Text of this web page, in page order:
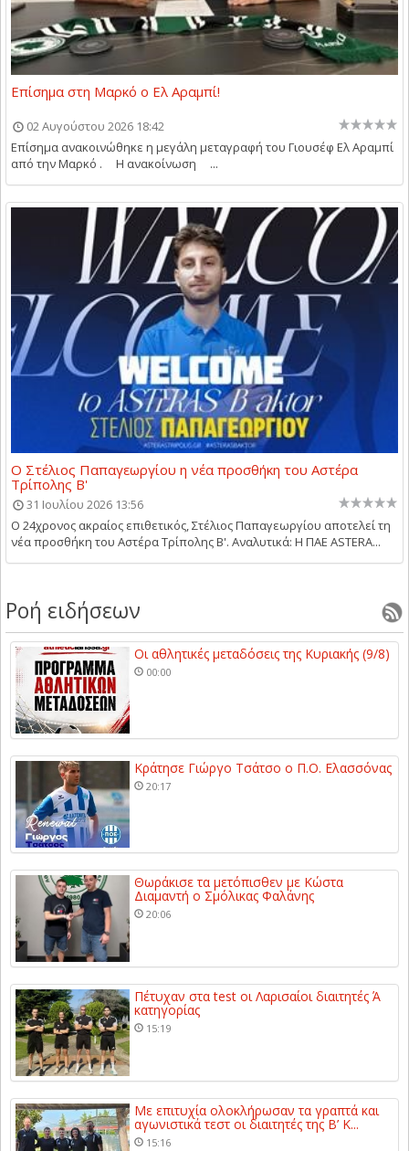
Επίσημα στη Μαρκό ο Ελ Αραμπί!
02 Αυγούστου 2026 18:42
Επίσημα ανακοινώθηκε η μεγάλη μεταγραφή του Γιουσέφ Ελ Αραμπί
από την Μαρκό . Η ανακοίνωση ...
Ο Στέλιος Παπαγεωργίου η νέα προσθήκη του Αστέρα
Τρίπολης Β'
31 Ιουλίου 2026 13:56
Ο 24χρονος ακραίος επιθετικός, Στέλιος Παπαγεωργίου αποτελεί τη
νέα προσθήκη του Αστέρα Τρίπολης Β'. Αναλυτικά: Η ΠΑΕ ASTERA...
Ροή ειδήσεων
Οι αθλητικές μεταδόσεις της Κυριακής (9/8)
00:00
Κράτησε Γιώργο Τσάτσο ο Π.Ο. Ελασσόνας
20:17
Θωράκισε τα μετόπισθεν με Κώστα
Διαμαντή ο Σμόλικας Φαλάνης
20:06
Πέτυχαν στα test οι Λαρισαίοι διαιτητές Ά
κατηγορίας
15:19
Με επιτυχία ολοκλήρωσαν τα γραπτά και
αγωνιστικά τεστ οι διαιτητές της Β’ Κ...
15:16